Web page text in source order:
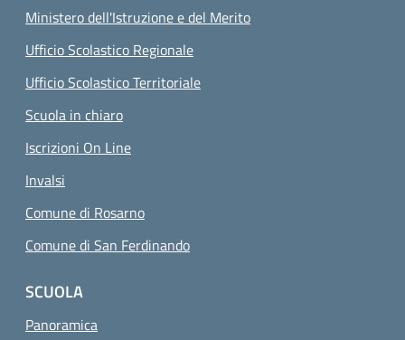
Ministero dell'Istruzione e del Merito
Ufficio Scolastico Regionale
Ufficio Scolastico Territoriale
Scuola in chiaro
Iscrizioni On Line
Invalsi
Comune di Rosarno
Comune di San Ferdinando
SCUOLA
Panoramica